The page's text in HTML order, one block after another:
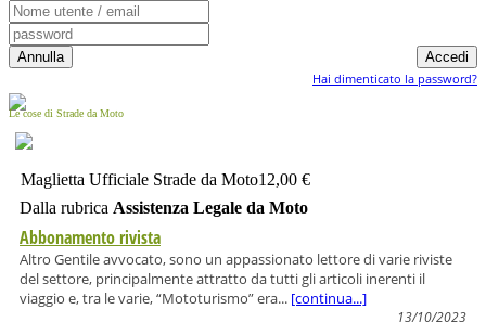
Hai dimenticato la password?
Le cose di Strade da Moto
Maglietta Ufficiale Strade da Moto12,00 €
Dalla rubrica Assistenza Legale da Moto
Abbonamento rivista
Altro Gentile avvocato, sono un appassionato lettore di varie riviste
del settore, principalmente attratto da tutti gli articoli inerenti il
viaggio e, tra le varie, “Mototurismo” era... [continua...]
13/10/2023